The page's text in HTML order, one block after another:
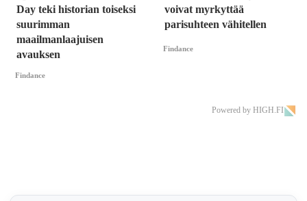
Day teki historian toiseksi
suurimman
maailmanlaajuisen
avauksen
Findance
voivat myrkyttää
parisuhteen vähitellen
Findance
Powered by HIGH.FI